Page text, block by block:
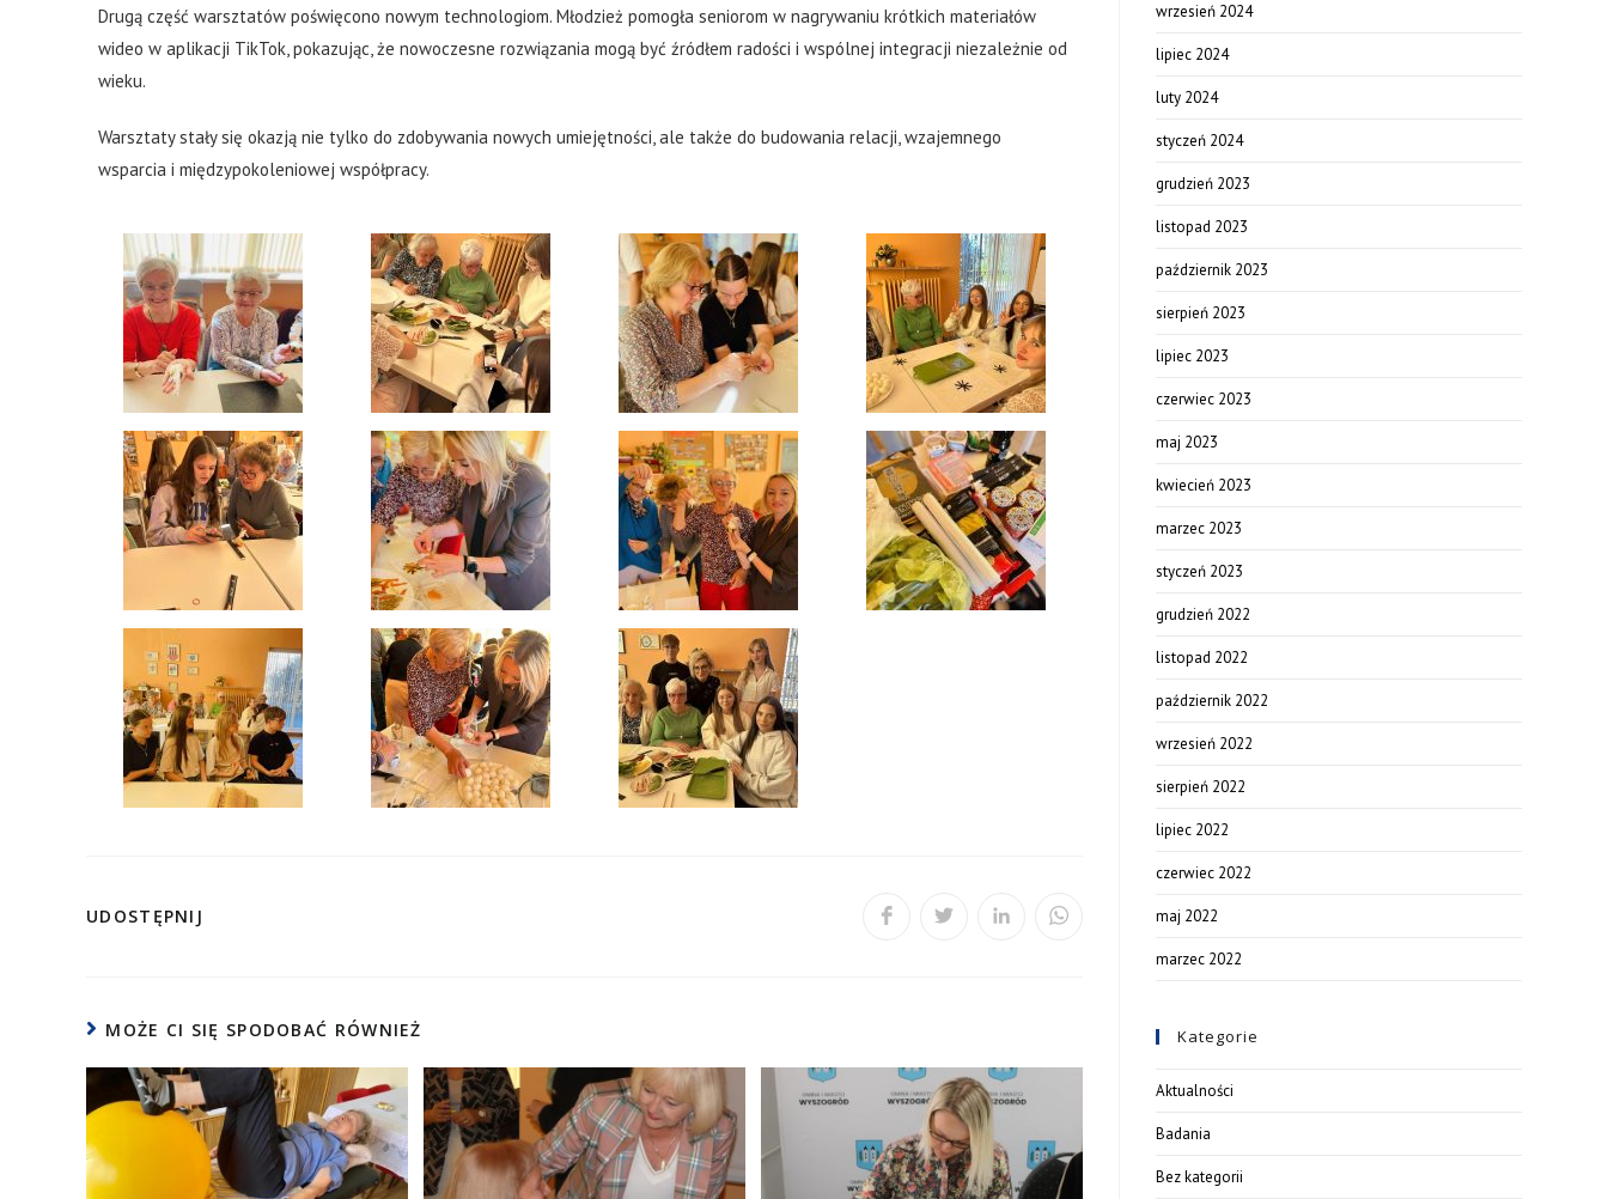
Drugą część warsztatów poświęcono nowym technologiom. Młodzież pomogła seniorom w nagrywaniu krótkich materiałów
wideo w aplikacji TikTok, pokazując, że nowoczesne rozwiązania mogą być źródłem radości i wspólnej integracji niezależnie od
wieku.
Warsztaty stały się okazją nie tylko do zdobywania nowych umiejętności, ale także do budowania relacji, wzajemnego
wsparcia i międzypokoleniowej współpracy.
UDOSTĘPNIJ
MOŻE CI SIĘ SPODOBAĆ RÓWNIEŻ
wrzesień 2024
lipiec 2024
luty 2024
styczeń 2024
grudzień 2023
listopad 2023
październik 2023
sierpień 2023
lipiec 2023
czerwiec 2023
maj 2023
kwiecień 2023
marzec 2023
styczeń 2023
grudzień 2022
listopad 2022
październik 2022
wrzesień 2022
sierpień 2022
lipiec 2022
czerwiec 2022
maj 2022
marzec 2022
Kategorie
Aktualności
Badania
Bez kategorii